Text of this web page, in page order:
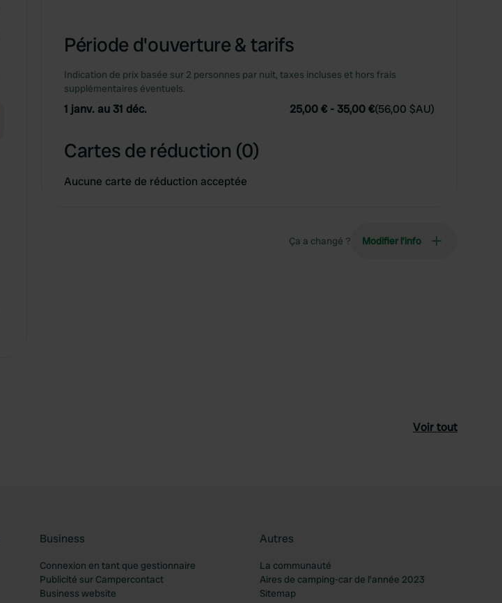
Période d'ouverture & tarifs
Indication de prix basée sur 2 personnes par nuit, taxes incluses et hors frais
supplémentaires éventuels.
1 janv. au 31 déc. 25,00 € - 35,00 €(56,00 $AU)
Cartes de réduction (0)
Aucune carte de réduction acceptée
Ça a changé ? Modifier l’info
Voir tout
Business
Connexion en tant que gestionnaire
Publicité sur Campercontact
Business website
Autres
La communauté
Aires de camping-car de l’année 2023
Sitemap